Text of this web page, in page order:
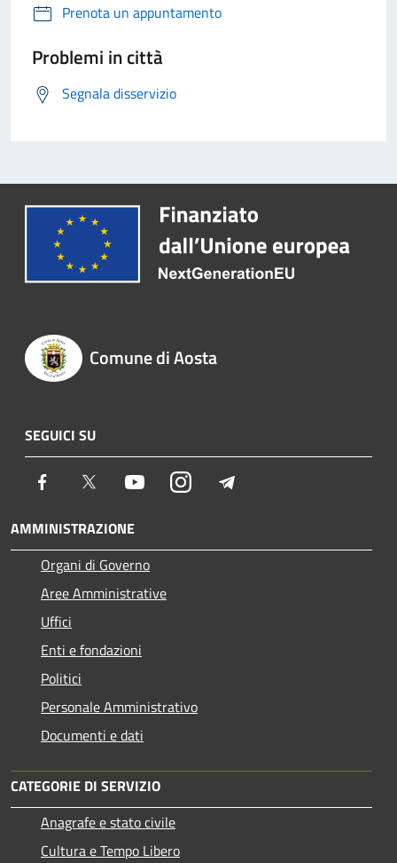
Prenota un appuntamento
Problemi in città
Segnala disservizio
Comune di Aosta
SEGUICI SU
Facebook Twitter YoutubeInstagram
AMMINISTRAZIONE
Organi di Governo
Aree Amministrative
Uffici
Enti e fondazioni
Politici
Personale Amministrativo
Documenti e dati
CATEGORIE DI SERVIZIO
Anagrafe e stato civile
Cultura e Tempo Libero